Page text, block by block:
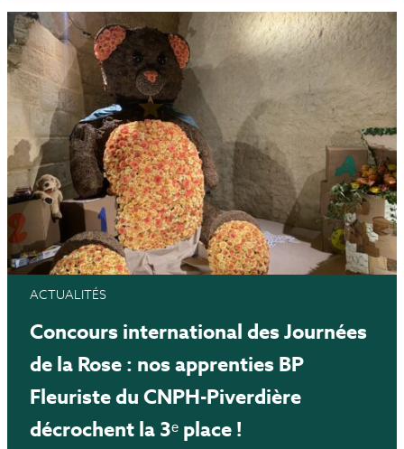
ACTUALITÉS
Concours international des Journées
de la Rose : nos apprenties BP
Fleuriste du CNPH-Piverdière
décrochent la 3ᵉ place !